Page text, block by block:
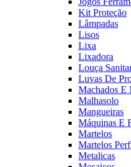
Kit Proteção
Lâmpadas
Lisos
Lixa
Lixadora
Louça
Luvas De
Machados E
Malhasolo
Mangueiras
Máquinas E
Martelos
Martelos
Metalicas